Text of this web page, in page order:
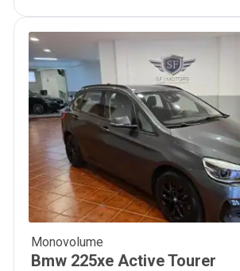
Monovolume
Bmw 225xe Active Tourer